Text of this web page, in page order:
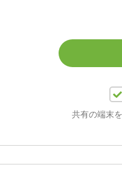
共有の端末